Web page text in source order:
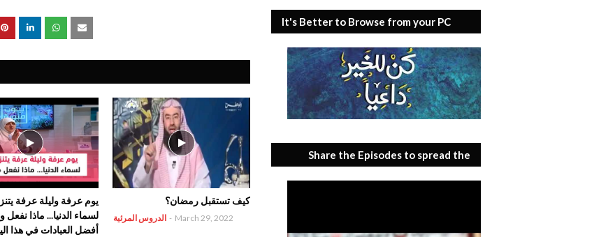
يوم عرفة وليلة عرفة
لسماء الدنيا... ماذا نفعل
أفضل العبادات في هذا
‏كيف ‏تستقبل رمضان؟
الدروس المرئية - March 29, 2022
It's Better to Browse from your PC
Share the Episodes to spread the
benefit